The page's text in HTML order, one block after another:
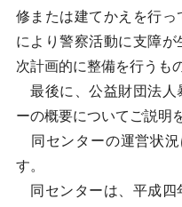
修または建てかえを行
により警察活動に支障
次計画的に整備を行うも
最後に、公益財団法人
ーの概要についてご説明
同センターの運営状況
す。
同センターは、平成四